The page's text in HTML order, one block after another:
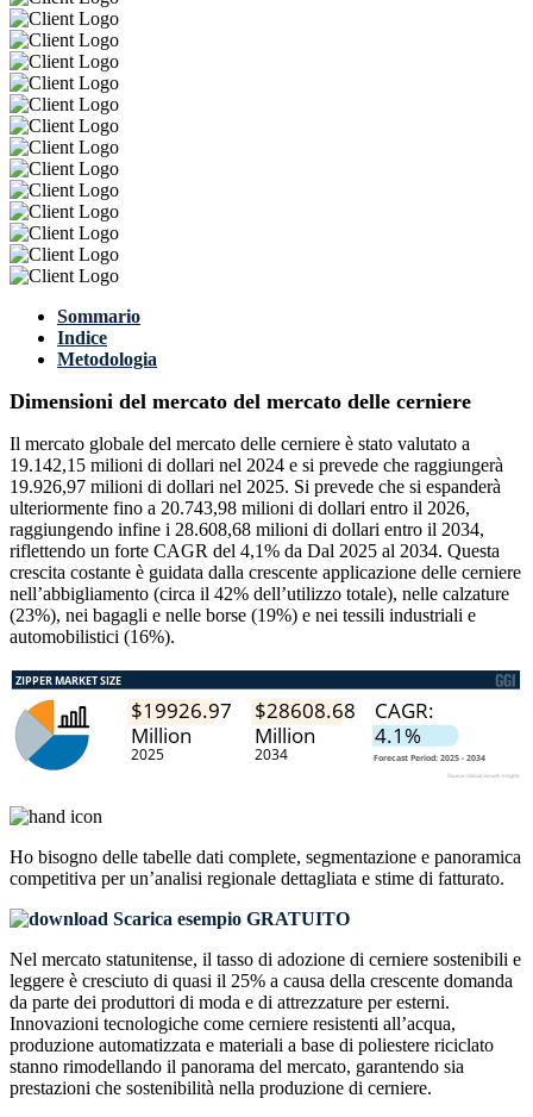
Sommario
Indice
Metodologia
Dimensioni del mercato del mercato delle cerniere
Il mercato globale del mercato delle cerniere è stato valutato a
19.142,15 milioni di dollari nel 2024 e si prevede che raggiungerà
19.926,97 milioni di dollari nel 2025. Si prevede che si espanderà
ulteriormente fino a 20.743,98 milioni di dollari entro il 2026,
raggiungendo infine i 28.608,68 milioni di dollari entro il 2034,
riflettendo un forte CAGR del 4,1% da Dal 2025 al 2034. Questa
crescita costante è guidata dalla crescente applicazione delle cerniere
nell’abbigliamento (circa il 42% dell’utilizzo totale), nelle calzature
(23%), nei bagagli e nelle borse (19%) e nei tessili industriali e
automobilistici (16%).
Ho bisogno delle tabelle dati complete, segmentazione e panoramica
competitiva per un’analisi regionale dettagliata e stime di fatturato.
Scarica esempio GRATUITO
Nel mercato statunitense, il tasso di adozione di cerniere sostenibili e
leggere è cresciuto di quasi il 25% a causa della crescente domanda
da parte dei produttori di moda e di attrezzature per esterni.
Innovazioni tecnologiche come cerniere resistenti all’acqua,
produzione automatizzata e materiali a base di poliestere riciclato
stanno rimodellando il panorama del mercato, garantendo sia
prestazioni che sostenibilità nella produzione di cerniere.